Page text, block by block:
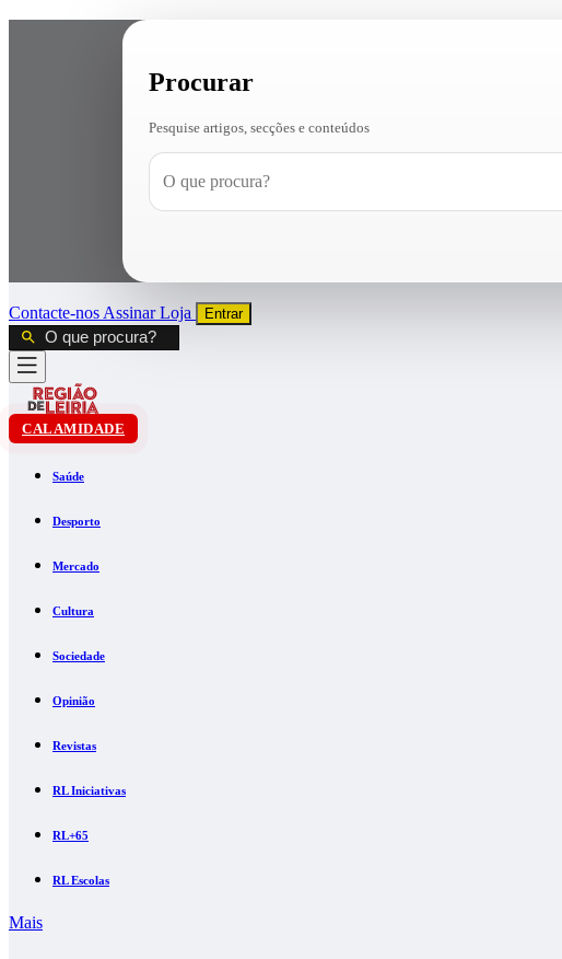
Procurar
Pesquise artigos, secções e conteúdos
Contacte-nos AssinarLoja Entrar
CALAMIDADE
Saúde
Desporto
Mercado
Cultura
Sociedade
Opinião
Revistas
RL Iniciativas
RL+65
RL Escolas
Mais